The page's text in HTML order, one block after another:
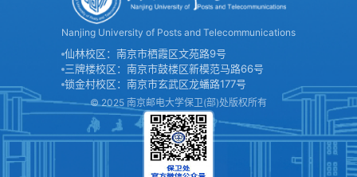
Nanjing University of Posts and Telecommunications
仙林校区：南京市栖霞区文苑路9号
三牌楼校区：南京市鼓楼区新模范马路66号
锁金村校区：南京市玄武区龙蟠路177号
© 2025 南京邮电大学保卫(部)处版权所有